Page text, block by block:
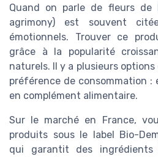
Quand on parle de fleurs de
agrimony) est souvent
émotionnels. Trouver ce
grâce à la popularité
naturels. Il y a plusieurs
préférence de consommation :
en complément alimentaire.
Sur le marché en France,
produits sous le label Bio-
qui garantit des